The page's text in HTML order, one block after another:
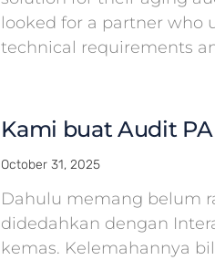
looked for a partner who
technical requirements
Kami buat Audit
October 31, 2025
Dahulu memang belum
didedahkan dengan
kemas. Kelemahannya